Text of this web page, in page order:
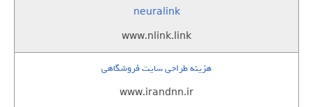
neuralink
www.nlink.link
هزینه طراحی سایت فروشگاهی
www.irandnn.ir